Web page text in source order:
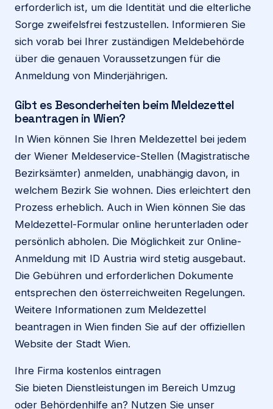
erforderlich ist, um die Identität und die elterliche
Sorge zweifelsfrei festzustellen. Informieren Sie
sich vorab bei Ihrer zuständigen Meldebehörde
über die genauen Voraussetzungen für die
Anmeldung von Minderjährigen.
Gibt es Besonderheiten beim Meldezettel
beantragen in Wien?
In Wien können Sie Ihren Meldezettel bei jedem
der Wiener Meldeservice-Stellen (Magistratische
Bezirksämter) anmelden, unabhängig davon, in
welchem Bezirk Sie wohnen. Dies erleichtert den
Prozess erheblich. Auch in Wien können Sie das
Meldezettel-Formular online herunterladen oder
persönlich abholen. Die Möglichkeit zur Online-
Anmeldung mit ID Austria wird stetig ausgebaut.
Die Gebühren und erforderlichen Dokumente
entsprechen den österreichweiten Regelungen.
Weitere Informationen zum Meldezettel
beantragen in Wien finden Sie auf der offiziellen
Website der Stadt Wien.
Ihre Firma kostenlos eintragen
Sie bieten Dienstleistungen im Bereich Umzug
oder Behördenhilfe an? Nutzen Sie unser